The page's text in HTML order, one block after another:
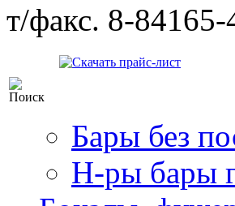
т/факс. 8-84165-
Бары без
Н-ры бары